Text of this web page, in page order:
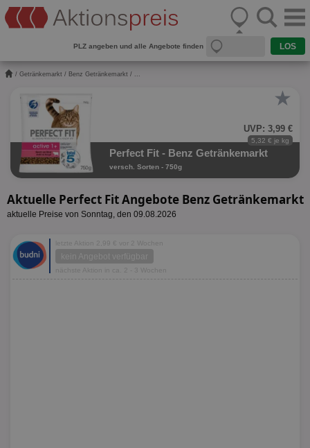
PLZ angeben und alle Angebote finden
/ Getränkemarkt / Benz Getränkemarkt / ...
★
UVP: 3,99 €
5,32 € je kg
Perfect Fit - Benz Getränkemarkt
versch. Sorten - 750g
Aktuelle Perfect Fit Angebote Benz Getränkemarkt
aktuelle Preise von Sonntag, den 09.08.2026
letzte Aktion 2,99 € vor 2 Wochen
kein Angebot verfügbar
nächste Aktion in ca. 2 - 3 Wochen